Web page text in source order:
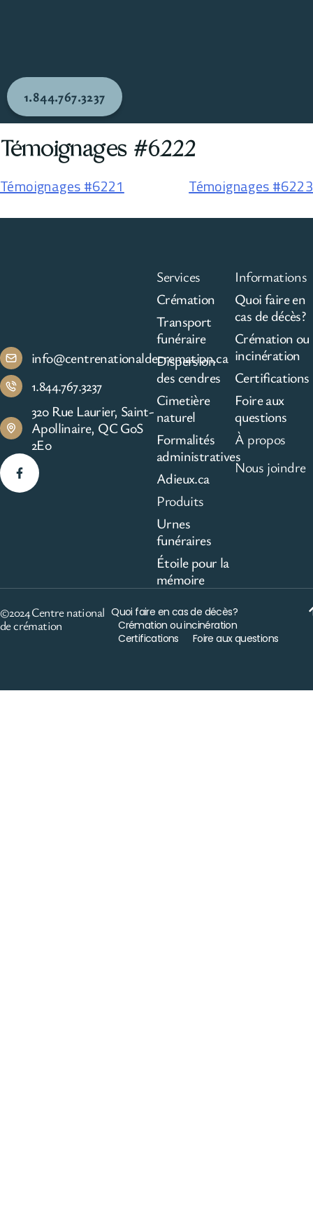
1.844.767.3237
Témoignages #6222
Témoignages #6221 Témoignages #6223
info@centrenationaldecremation.ca
1.844.767.3237
320 Rue Laurier, Saint-
Apollinaire, QC G0S
2E0
Services
Crémation
Transport
funéraire
Dispersion
des cendres
Cimetière
naturel
Formalités
administratives
Adieux.ca
Produits
Urnes
funéraires
Étoile pour la
mémoire
Informations
Quoi faire en
cas de décès?
Crémation ou
incinération
Certifications
Foire aux
questions
À propos
Nous joindre
©2024 Centre national
de crémation
Quoi faire en cas de décès?
Crémation ou incinération
Certifications
Foire aux questions